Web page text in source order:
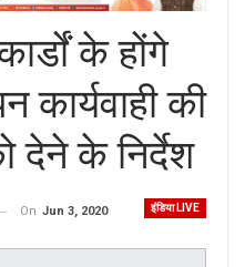
के होंगे
कार्यवाही की
देने के निर्देश
इंडिया LIVE
On Jun 3, 2020